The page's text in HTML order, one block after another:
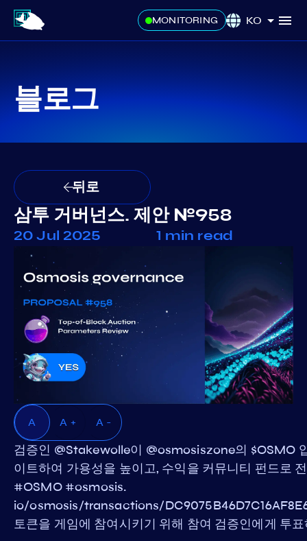
MONITORING KO
블로그
뒤로
삼투 거버넌스. 제안 №958
20 Jul 2025 1 min read
A A + A -
검증인 @Stakewolle이 @osmosiszone의 $OSMO
이트하여 가용성을 높이고, 수익을 커뮤니티 펀드로
#OSMO #osmosis.
io/osmosis/transactions/
토큰을 게임에 참여시키기 위해 참여 검증인에게 투